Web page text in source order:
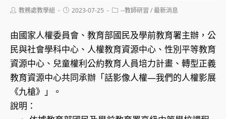
Post教務處教學組
Post2023-07-25
Post--教師研習 /最新消息
由國家人權委員會、教育部國民及學前教育署主辦，公
民與社會學科中心、人權教育資源中心、性別平等教育
資源中心、兒童權利公約教育人員培力計畫、轉型正義
教育資源中心共同承辦「話影像人權—我們的人權影展
《九槍》」。
說明：